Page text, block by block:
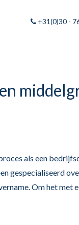
+31(0)30 -
als een
gespecialiseerd
Om het met